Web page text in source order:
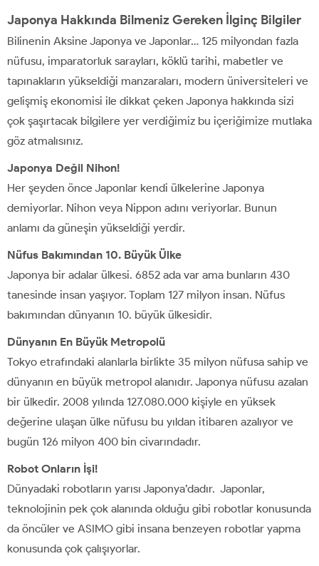
Japonya Hakkında Bilmeniz Gereken İlginç Bilgiler
Bilinenin Aksine Japonya ve Japonlar… 125 milyondan fazla
nüfusu, imparatorluk sarayları, köklü tarihi, mabetler ve
tapınakların yükseldiği manzaraları, modern üniversiteleri ve
gelişmiş ekonomisi ile dikkat çeken Japonya hakkında sizi
çok şaşırtacak bilgilere yer verdiğimiz bu içeriğimize mutlaka
göz atmalısınız.
Japonya Değil Nihon!
Her şeyden önce Japonlar kendi ülkelerine Japonya
demiyorlar. Nihon veya Nippon adını veriyorlar. Bunun
anlamı da güneşin yükseldiği yerdir.
Nüfus Bakımından 10. Büyük Ülke
Japonya bir adalar ülkesi. 6852 ada var ama bunların 430
tanesinde insan yaşıyor. Toplam 127 milyon insan. Nüfus
bakımından dünyanın 10. büyük ülkesidir.
Dünyanın En Büyük Metropolü
Tokyo etrafındaki alanlarla birlikte 35 milyon nüfusa sahip ve
dünyanın en büyük metropol alanıdır. Japonya nüfusu azalan
bir ülkedir. 2008 yılında 127.080.000 kişiyle en yüksek
değerine ulaşan ülke nüfusu bu yıldan itibaren azalıyor ve
bugün 126 milyon 400 bin civarındadır.
Robot Onların İşi!
Dünyadaki robotların yarısı Japonya’dadır. Japonlar,
teknolojinin pek çok alanında olduğu gibi robotlar konusunda
da öncüler ve ASIMO gibi insana benzeyen robotlar yapma
konusunda çok çalışıyorlar.